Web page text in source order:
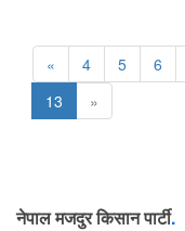
« 4 5 6
13
»
नेपाल मजदुर किसान पार्टी.